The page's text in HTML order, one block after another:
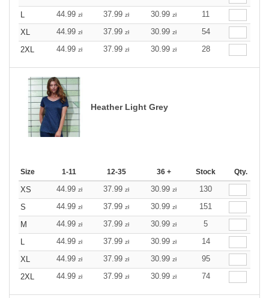
L
44.99 zł 37.99 zł 30.99 zł
11
XL
44.99 zł 37.99 zł 30.99 zł
54
2XL
44.99 zł 37.99 zł 30.99 zł 28
Heather Light Grey
Size 1-11 12-35 36 + Stock Qty.
XS 44.99 zł 37.99 zł 30.99 zł
130
S
44.99 zł 37.99 zł 30.99 zł
151
M
44.99 zł 37.99 zł 30.99 zł
5
L
44.99 zł 37.99 zł 30.99 zł
14
XL
44.99 zł 37.99 zł 30.99 zł
95
2XL
44.99 zł 37.99 zł 30.99 zł 74